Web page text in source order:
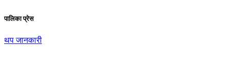
पालिका प्रेस
थप जानकारी